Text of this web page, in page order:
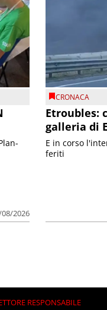
08/2026
CRONACA
Etroubles:
galleria di
E in corso
feriti
RESPONSABILE